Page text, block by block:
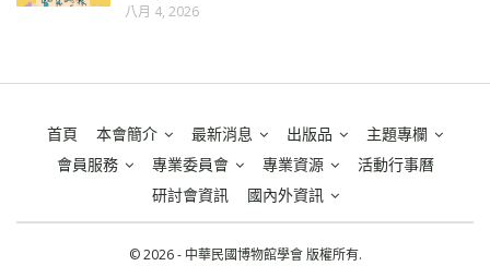
八月 4, 2026
首頁 本會簡介 最新消息 出版品
主題專欄
會員服務
專業委員會 專業資源
活動行事曆
研討會資訊
國內外資訊
© 2026 - 中華民國博物館學會 版權所有.